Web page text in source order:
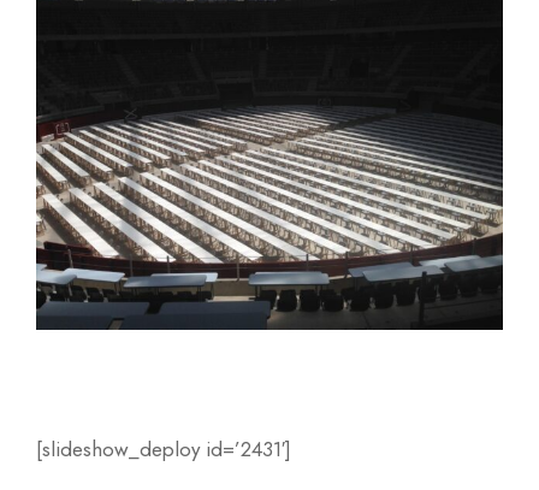
[slideshow_deploy id=’2431′]